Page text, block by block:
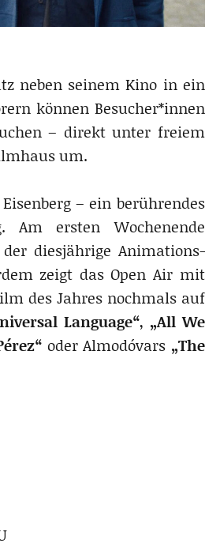
neben seinem Kino in ein
können Besucher*innen
– direkt unter freiem
um.
– ein berührendes
Am ersten Wochenende
diesjährige Animations-
zeigt das Open Air mit
des Jahres nochmals auf
Language“, „All We
oder Almodóvars „The